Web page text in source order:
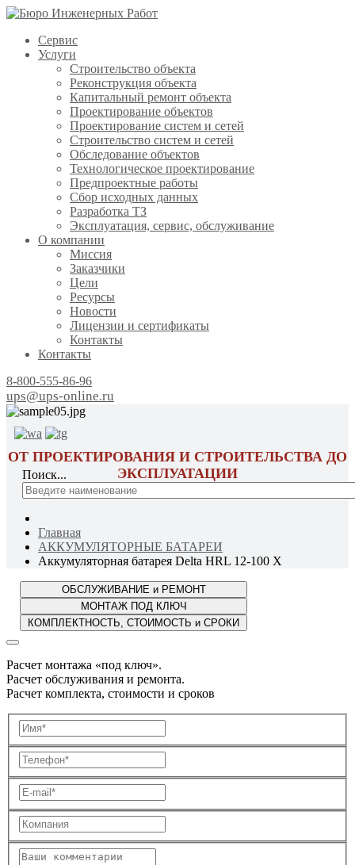
Сервис
Услуги
Строительство объекта
Реконструкция объекта
Капитальный ремонт объекта
Проектирование объектов
Проектирование систем и сетей
Строительство систем и сетей
Обследование объектов
Технологическое проектирование
Предпроектные работы
Сбор исходных данных
Разработка ТЗ
Эксплуатация, сервис, обслуживание
О компании
Миссия
Заказчики
Цели
Ресурсы
Новости
Лицензии и сертификаты
Контакты
Контакты
8-800-555-86-96
ups@ups-online.ru
ОТ ПРОЕКТИРОВАНИЯ И СТРОИТЕЛЬСТВА ДО
ЭКСПЛУАТАЦИИ
Поиск...
Главная
АККУМУЛЯТОРНЫЕ БАТАРЕИ
Аккумуляторная батарея Delta HRL 12-100 X
Расчет монтажа «под ключ».
Расчет обслуживания и ремонта.
Расчет комплекта, стоимости и сроков